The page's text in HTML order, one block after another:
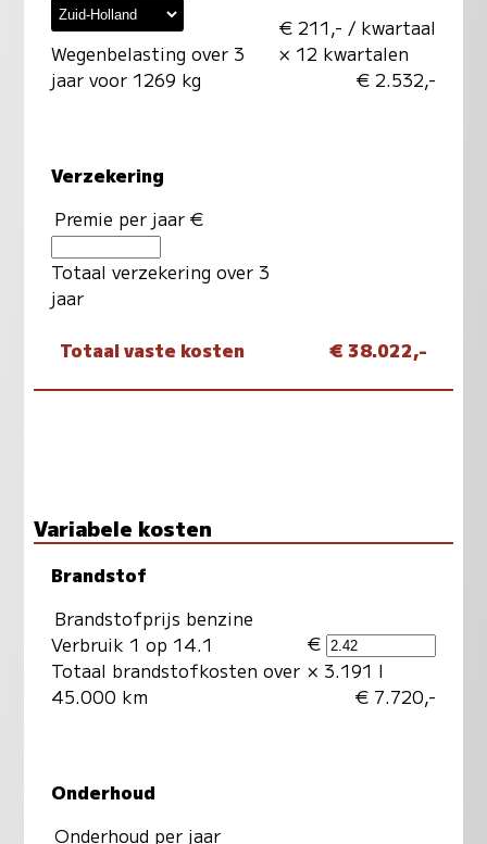
Wegenbelasting over 3
jaar voor 1269 kg
€ 211,- / kwartaal
× 12 kwartalen
€ 2.532,-
Verzekering
Premie per jaar €
Totaal verzekering over 3
jaar
Totaal vaste kosten € 38.022,-
Variabele kosten
Brandstof
Brandstofprijs benzine
Verbruik 1 op 14.1
Totaal brandstofkosten over
45.000 km
€
× 3.191 l
€ 7.720,-
Onderhoud
Onderhoud per jaar